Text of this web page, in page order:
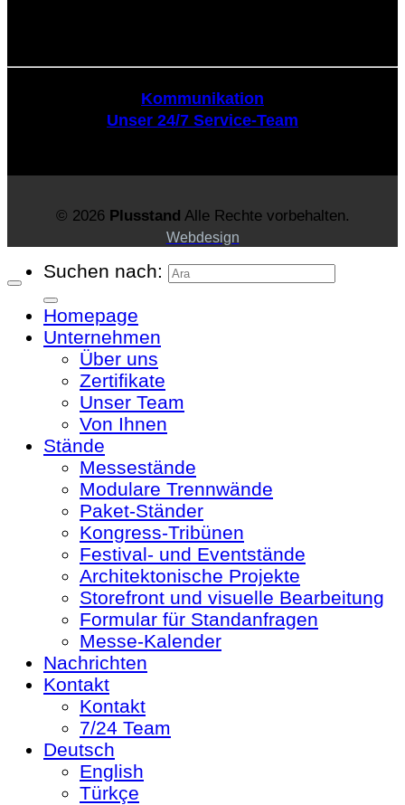
Kommunikation
Unser 24/7 Service-Team
© 2026 Plusstand Alle Rechte vorbehalten.
Webdesign
Suchen nach:
Homepage
Unternehmen
Über uns
Zertifikate
Unser Team
Von Ihnen
Stände
Messestände
Modulare Trennwände
Paket-Ständer
Kongress-Tribünen
Festival- und Eventstände
Architektonische Projekte
Storefront und visuelle Bearbeitung
Formular für Standanfragen
Messe-Kalender
Nachrichten
Kontakt
Kontakt
7/24 Team
Deutsch
English
Türkçe